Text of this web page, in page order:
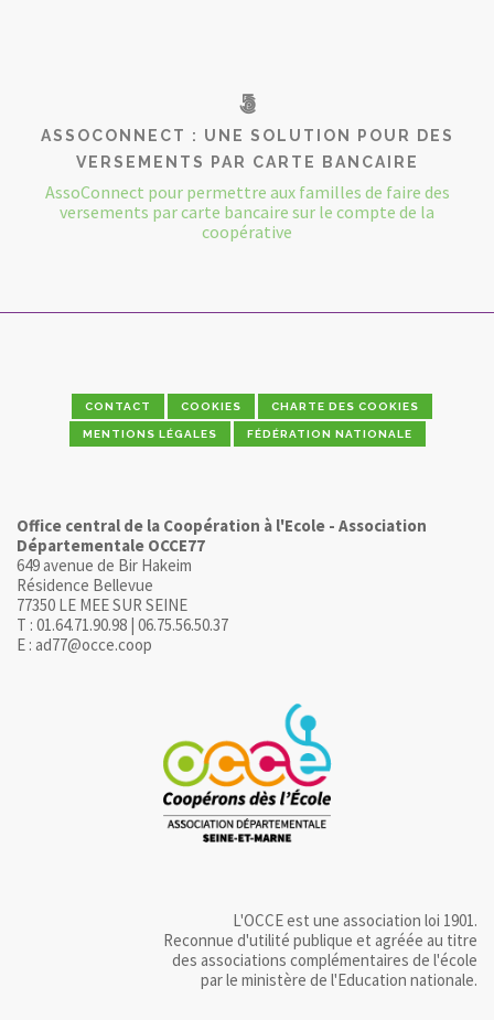
ASSOCONNECT : UNE SOLUTION POUR DES
VERSEMENTS PAR CARTE BANCAIRE
AssoConnect pour permettre aux familles de faire des
versements par carte bancaire sur le compte de la
coopérative
CONTACT COOKIES CHARTE DES COOKIES
MENTIONS LÉGALES FÉDÉRATION NATIONALE
Office central de la Coopération à l'Ecole - Association
Départementale OCCE77
649 avenue de Bir Hakeim
Résidence Bellevue
77350 LE MEE SUR SEINE
T : 01.64.71.90.98 | 06.75.56.50.37
E : ad77@occe.coop
L'OCCE est une association loi 1901.
Reconnue d'utilité publique et agréée au titre
des associations complémentaires de l'école
par le ministère de l'Education nationale.